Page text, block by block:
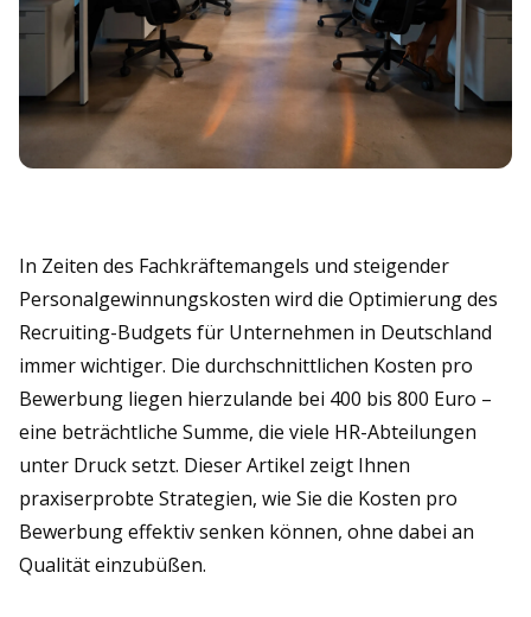
In Zeiten des Fachkräftemangels und steigender
Personalgewinnungskosten wird die Optimierung des
Recruiting-Budgets für Unternehmen in Deutschland
immer wichtiger. Die durchschnittlichen Kosten pro
Bewerbung liegen hierzulande bei 400 bis 800 Euro –
eine beträchtliche Summe, die viele HR-Abteilungen
unter Druck setzt. Dieser Artikel zeigt Ihnen
praxiserprobte Strategien, wie Sie die Kosten pro
Bewerbung effektiv senken können, ohne dabei an
Qualität einzubüßen.